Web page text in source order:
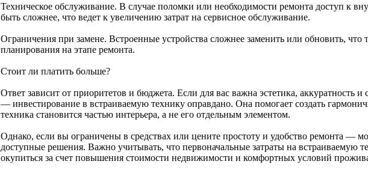
Техническое обслуживание. В случае поломки или необходимости ремонта доступ к
быть сложнее, что ведет к увеличению затрат на сервисное обслуживание.
Ограничения при замене. Встроенные устройства сложнее заменить или обновить, что
планирования на этапе ремонта.
Стоит ли платить больше?
Ответ зависит от приоритетов и бюджета. Если для вас важна эстетика, аккуратность
— инвестирование в встраиваемую технику оправдано. Она помогает создать
техника становится частью интерьера, а не его отдельным элементом.
Однако, если вы ограничены в средствах или цените простоту и удобство ремонта —
доступные решения. Важно учитывать, что первоначальные затраты на встраиваемую
окупиться за счет повышения стоимости недвижимости и комфортных условий